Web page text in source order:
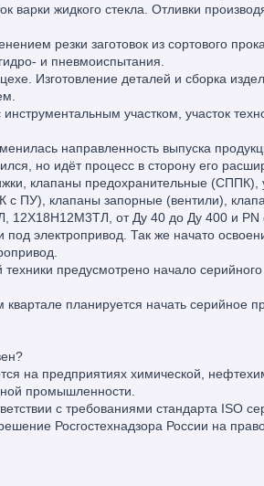
варки жидкого стекла. Отливки
резки заготовок из сортового
и пневмоиспытания.
Изготовление деталей и сборка
участком, участок
направленность выпуска
но идёт процесс в сторону его
клапаны предохранительные
с ПУ), клапаны запорные (вентили),
от Ду 40 до Ду 400 и PN
электропривод. Так же начато
предусмотрено начало
планируется начать серийное
на предприятиях химической,
промышленности.
с требованиями стандарта ISO
Росгостехнадзора России на